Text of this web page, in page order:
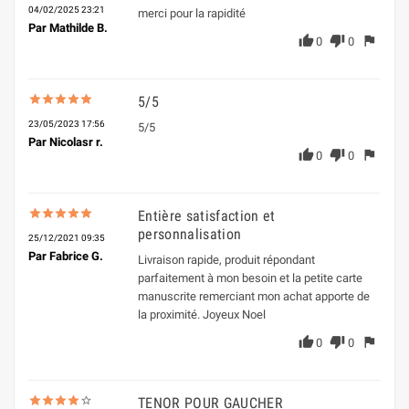
04/02/2025 23:21
Par Mathilde B.
merci pour la rapidité
thumb_up0 thumb_down 0 flag
star_borderstar_borderstar_borderstar_borderstar_border
starstarstarstarstar
23/05/2023 17:56
Par Nicolasr r.
5/5
5/5
thumb_up0 thumb_down 0 flag
star_borderstar_borderstar_borderstar_borderstar_border
starstarstarstarstar
25/12/2021 09:35
Par Fabrice G.
Entière satisfaction et
personnalisation
Livraison rapide, produit répondant
parfaitement à mon besoin et la petite carte
manuscrite remerciant mon achat apporte de
la proximité. Joyeux Noel
thumb_up0 thumb_down 0 flag
star_borderstar_borderstar_borderstar_borderstar_border
starstarstarstar TENOR POUR GAUCHER